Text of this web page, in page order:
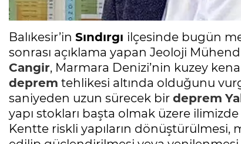
Balıkesir’in Sındırgı ilçesinde bugün
sonrası açıklama yapan Jeoloji
Cangir, Marmara Denizi’nin kuzey
deprem tehlikesi altında olduğunu
saniyeden uzun sürecek bir deprem
yapı stokları başta olmak üzere ilimizde
Kentte riskli yapıların